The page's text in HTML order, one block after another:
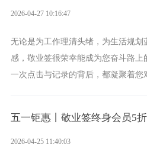
2026-04-27 10:16:47
无论是为工作理清头绪，为生活规划
感，敬业签很荣幸能成为您奋斗路上
一次点击与记录的背后，都凝聚着您
五一钜惠丨敬业签终身会员5
2026-04-25 11:40:03